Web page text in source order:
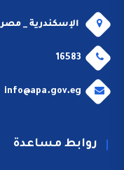
الإسكندرية _ مصر
16583
info@apa.gov.eg
روابط مساعدة